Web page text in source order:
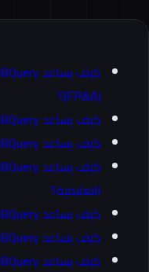
(FP&A)؟
كيف يساعد iDBQuery محلّلي البيانات على العمل أسرع؟
كيف يساعد iDBQuery فرق العمليات؟
التعليمية؟
كيف يساعد iDBQuery الباحثين والأكاديميين؟
كيف يساعد iDBQuery المؤسّسين والمديرين التنفيذيين؟